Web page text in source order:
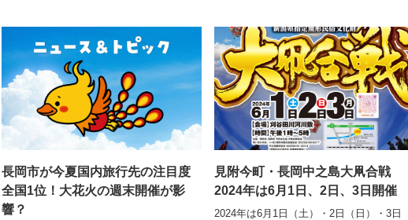
長岡市が今夏国内旅行先の注目度
全国1位！大花火の週末開催が影
響？
見附今町・長岡中之島大凧合戦
2024年は6月1日、2日、3日開催
2024年は6月1日（土）・2日（日）・3日